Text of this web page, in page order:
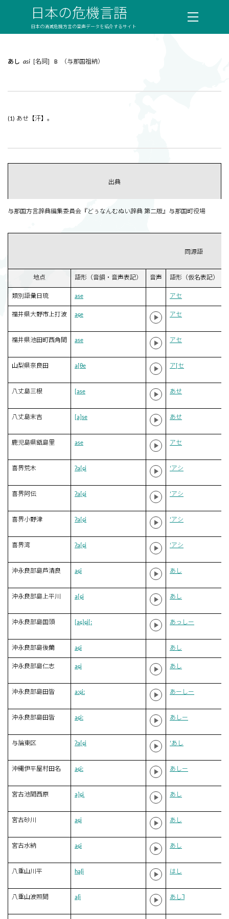
日本の危機言語
日本の消滅危機方言の音声データを紹介するサイト
あし asi [名詞] B （与那国祖納）
(1) あせ【汗】。
出典
与那国方言辞典編集委員会『どぅなんむぬい辞典 第二版』与那国町役場
同源語
地点 語形（音韻・音声表記） 音声 語形（仮名表記）
類別語彙日琉 ase アセ
福井県大野市上打波 aɕe アセ
福井県池田町西角間 ase アセ
山梨県奈良田 a[θe ア[セ
八丈島三根 [ase あせ
八丈島末吉 [a]se あせ
鹿児島県甑島里 ase アセ
喜界荒木 ʔa[ɕi ‘アシ
喜界阿伝 ʔa[ɕi ‘アシ
喜界小野津 ʔa[ɕi ‘アシ
喜界湾 ʔa[ɕi ‘アシ
沖永良部島芦清良 aɕi あし
沖永良部島上平川 a[ɕi あし
沖永良部島国頭 [aɕ]ɕi[ː あっしー
沖永良部島後蘭 aɕi あし
沖永良部島仁志 aɕi あし
沖永良部島田皆 aːɕiː あーしー
沖永良部島田皆 aɕiː あしー
与論東区 ʔa[ɕi ‘あし
沖縄伊平屋村田名 aɕiː あしー
宮古池間西原 a]ɕi̥ あし
宮古砂川 aɕi あし
宮古水納 aɕi あし
八重山川平 hḁʃi はし
八重山波照間 aʃi あし˥